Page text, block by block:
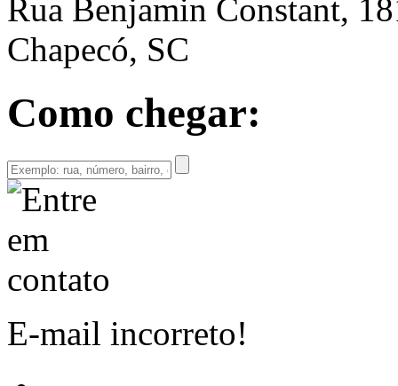
Rua Benjamin Constant,
Chapecó, SC
Como chegar:
E-mail incorreto!